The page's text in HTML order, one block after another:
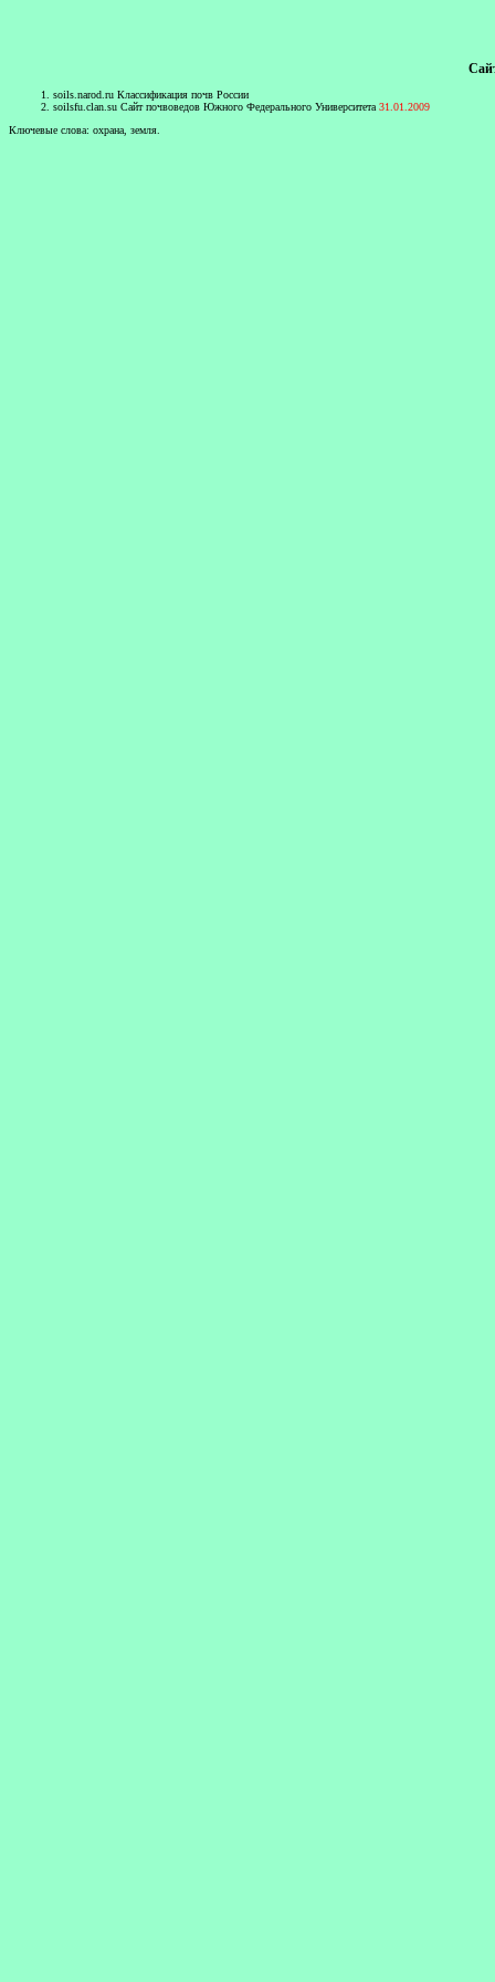
soils.narod.ru Классификация почв России
soilsfu.clan.su Сайт почвоведов Южного Федерального Университета31.01.2009
Ключевые слова: охрана, земля.